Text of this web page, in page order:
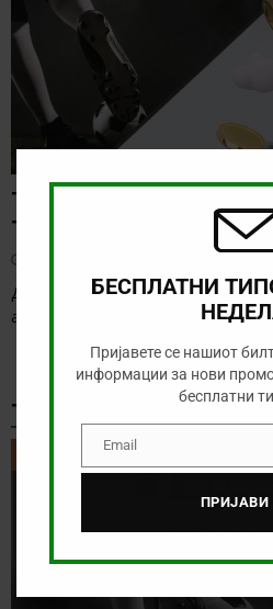
ТИП НА ДЕНОТ
ТУРКУ – ВАДУС
Денес има солидна понуда за
анализираме дуелот од
ТИКЕТ НА ДЕНОТ
ТИКЕТ НА ДЕНОТ
БЕСПЛАТНИ
Пријавете се нашиот
информации за нови
бесплатни
EmailEmail
ПРИЈАВИ